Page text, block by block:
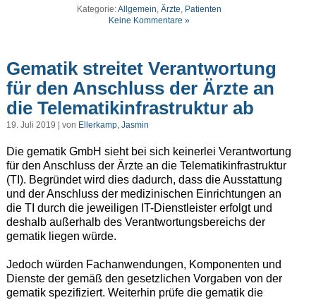
Kategorie:Allgemein,Ärzte, Patienten
Keine Kommentare »
Gematik streitet Verantwortung
für den Anschluss der Ärzte an
die Telematikinfrastruktur ab
19. Juli 2019 | von Ellerkamp, Jasmin
Die gematik GmbH sieht bei sich keinerlei Verantwortung
für den Anschluss der Ärzte an die Telematikinfrastruktur
(TI). Begründet wird dies dadurch, dass die Ausstattung
und der Anschluss der medizinischen Einrichtungen an
die TI durch die jeweiligen IT-Dienstleister erfolgt und
deshalb außerhalb des Verantwortungsbereichs der
gematik liegen würde.
Jedoch würden Fachanwendungen, Komponenten und
Dienste der gemäß den gesetzlichen Vorgaben von der
gematik spezifiziert. Weiterhin prüfe die gematik die